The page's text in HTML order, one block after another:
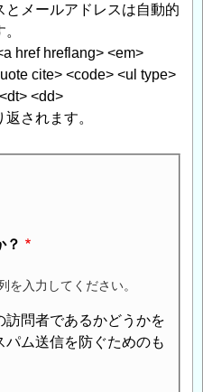
とメールアドレスは自動的
href hreflang> <em>
cite> <code> <ul type>
<dd>
されます。
？
を入力してください。
訪問者であるかどうかを
ム送信を防ぐためのも